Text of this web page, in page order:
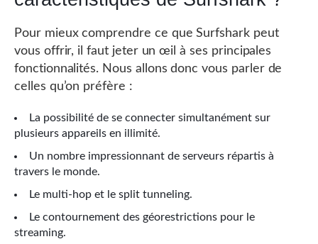
Pour mieux comprendre ce que Surfshark peut
vous offrir, il faut jeter un œil à ses principales
fonctionnalités. Nous allons donc vous parler de
celles qu’on préfère :
La possibilité de se connecter simultanément sur
plusieurs appareils en illimité.
Un nombre impressionnant de serveurs répartis à
travers le monde.
Le multi-hop et le split tunneling.
Le contournement des géorestrictions pour le
streaming.